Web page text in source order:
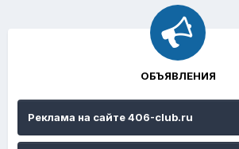
ОБЪЯВЛЕНИЯ
Реклама на сайте 406-club.ru